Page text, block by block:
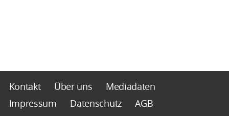
Kontakt Über uns
Mediadaten
Impressum
Datenschutz
AGB